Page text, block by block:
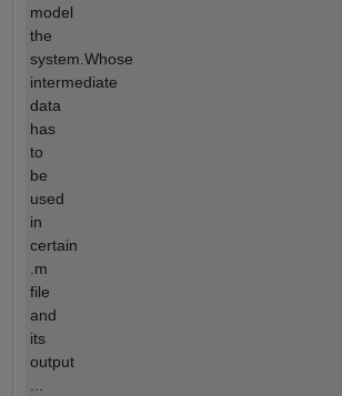
model
the
system.Whose
intermediate
data
has
to
be
used
in
certain
.m
file
and
its
output
...